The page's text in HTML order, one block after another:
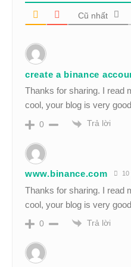
Cũ nhất
create a binance
Thanks for sharing. I read
cool, your blog is very
0 Trả lời
www.binance.com 10
Thanks for sharing. I read
cool, your blog is very
0 Trả lời